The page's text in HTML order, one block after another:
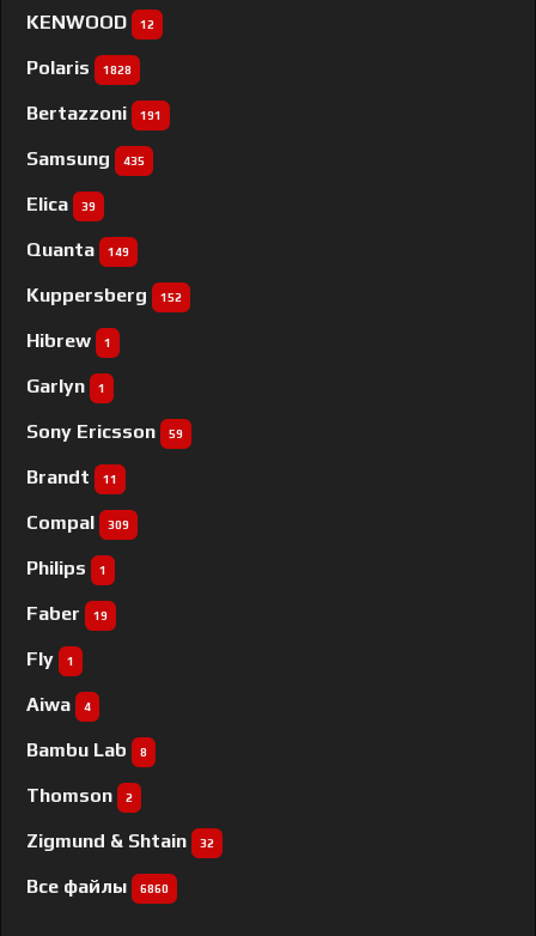
KENWOOD 12
Polaris 1828
Bertazzoni 191
Samsung 435
Elica 39
Quanta 149
Kuppersberg 152
Hibrew 1
Garlyn 1
Sony Ericsson 59
Brandt 11
Compal 309
Philips 1
Faber 19
Fly 1
Aiwa 4
Bambu Lab 8
Thomson 2
Zigmund & Shtain 32
Все файлы 6860